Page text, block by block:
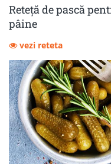
Reteță de pască
pâine
vezi reteta